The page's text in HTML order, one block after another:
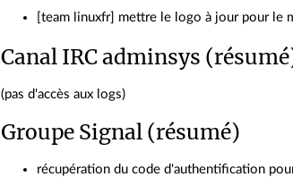
[team linuxfr] mettre le logo à jour pour le
Canal IRC adminsys
(pas d'accès aux logs)
Groupe Signal (résumé)
récupération du code d'authentification